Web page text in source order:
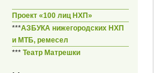
Проект «100 лиц НХП»
***АЗБУКА нижегородских НХП
и МТБ, ремесел
*** Театр Матрешки